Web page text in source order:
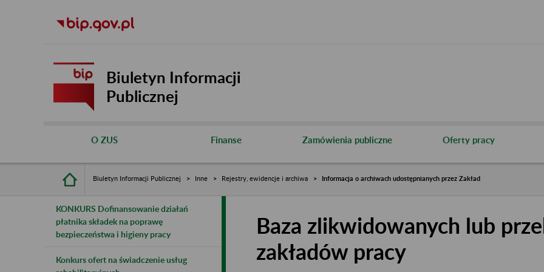
Biuletyn Informacji
Publicznej
O ZUS Finanse Zamówienia publiczne Oferty pracy
Biuletyn Informacji Publicznej Inne Rejestry, ewidencje i archiwa Informacja o archiwach udostępnianych przez Zakład
KONKURS Dofinansowanie działań
płatnika składek na poprawę
bezpieczeństwa i higieny pracy
Konkurs ofert na świadczenie usług
Baza zlikwidowanych lub
zakładów pracy